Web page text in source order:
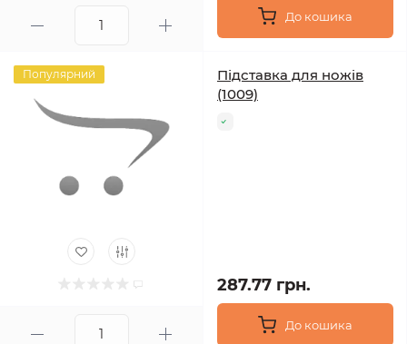
До кошика
Популярний
Підставка для ножів
(1009)
287.77 грн.
До кошика